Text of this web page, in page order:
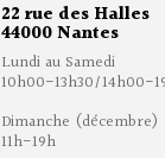
22 rue des Halles
44000 Nantes
Lundi au Samedi
10h00-13h30/14h00-
Dimanche (décembre)
11h-19h